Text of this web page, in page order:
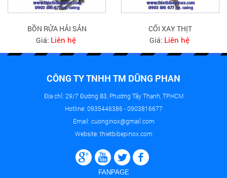
BỒN RỬA HẢI SẢN
Giá: Liên hệ
CỐI XAY THỊT
Giá: Liên hệ
CÔNG TY TNHH TM DŨNG PHAN
Địa chỉ: 29/7 Đường B3, Phường Tây Thạnh, TP.HCM
Hotline: 0935446386 - 0903816677
Email: cuonginox@gmail.com
Website: thietbibepinox.com
FANPAGE